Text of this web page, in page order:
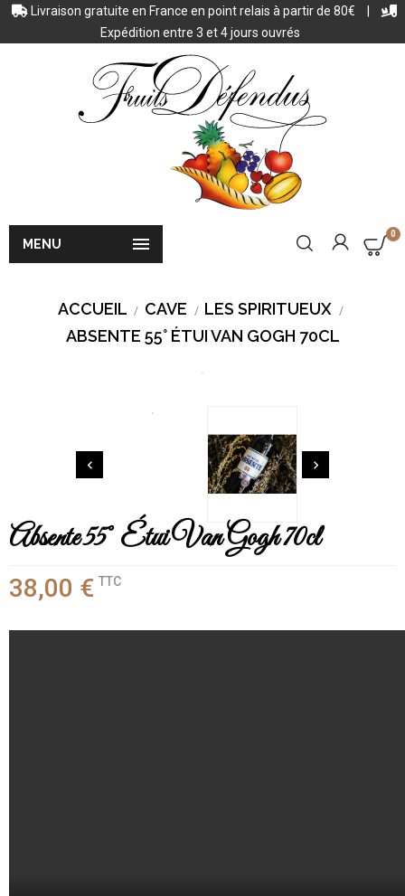
Livraison gratuite en France en point relais à partir de 80€
Expédition entre 3 et 4 jours ouvrés

MENU
0
ACCUEIL CAVE
LES SPIRITUEUX
ABSENTE 55° ÉTUI VAN GOGH 70CL
 
Absente 55° Étui Van Gogh 70cl
38,00 € TTC